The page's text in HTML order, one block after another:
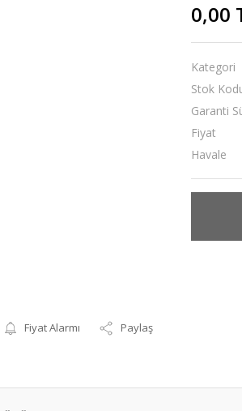
Fiyat Alarmı Paylaş
0,00
Kategori
Stok
Garanti
Fiyat
Havale